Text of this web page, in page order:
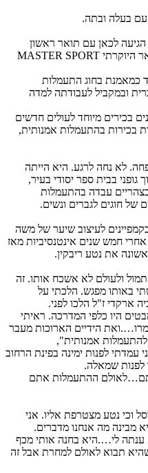
לכאן עם תואר ראשון
בכלכלה, מוסמכת במסאג' ובעלת התואר היוקרתי MASTER SPORT
בחוג התעמלות
ובמקביל לעבודתה למדה
מיוחד לעולים חדשים
בכירות בהתעמלות אמנותית,
לא נחה לרגע. היא הייתה
בבית ספר יסודי בעיר,
עבדה בהתעמלות
חוגים לגברים ונשים.
לעיצוב שיער של משה
חמש שנים אינטנסיביות מאז
ולעולם לא אשכח אותו. זה
באותו מפגש. הלכתי על
ז"ל הלכו לפני.
היו כלפי המדרכה. ראיתי
הידיים הארוכות מעבר
אמנותית",
לפנות ימינה בפינת הרחוב
שמאלה.
ההתעמלות אתם
וכי נטע מצטרפת אליו. אני
מה אנחנו מדברים.
לי….היא בחנה אותי מכף
תבוא לאולם למחרת אבל זה